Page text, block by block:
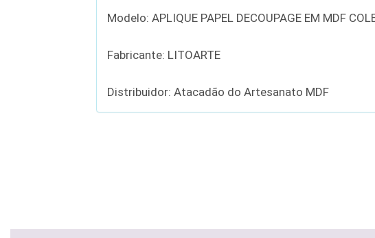
Modelo: APLIQUE PAPEL DECOUPAGE EM MDF
Fabricante: LITOARTE
Distribuidor: Atacadão do Artesanato MDF